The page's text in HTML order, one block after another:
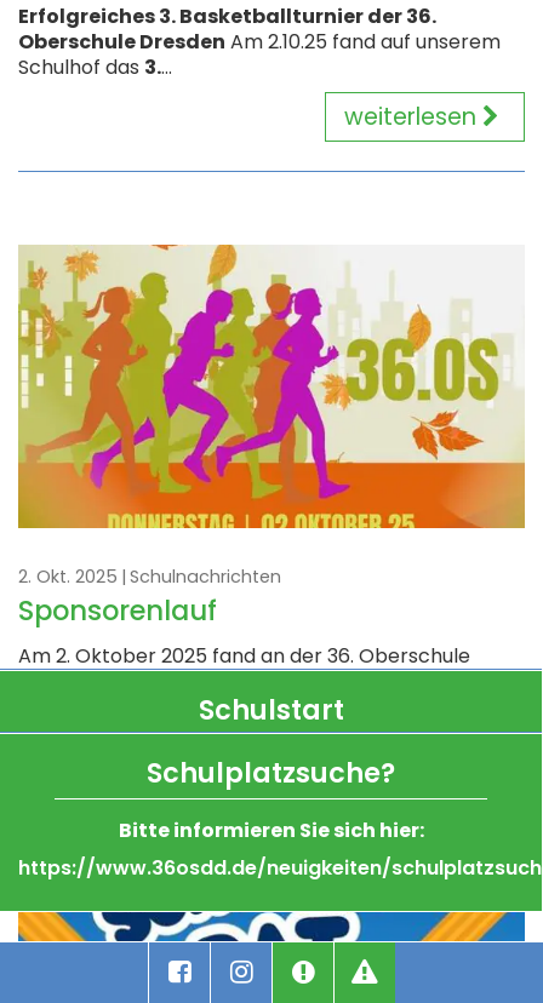
Erfolgreiches 3. Basketballturnier der 36.
Oberschule Dresden Am 2.10.25 fand auf unserem
Schulhof das 3....
weiterlesen
2. Okt. 2025 Schulnachrichten
Sponsorenlauf
Am 2. Oktober 2025 fand an der 36. Oberschule
ein voller Erfolg. Unsere Schülerinnen und Schüler
zeigten großen Einsatz, Ausdauer und...
weiterlesen
Schulstart
17.08.2026
Klassen 5: Treff 8:00 Uhr auf dem Schulhof
ab Klasse 6: Treff 8:30 Uhr im Unterrichtsraum
(Aushang)
Schulplatzsuche?
Bitte informieren Sie sich hier:
https://www.36osdd.de/neuigkeiten/